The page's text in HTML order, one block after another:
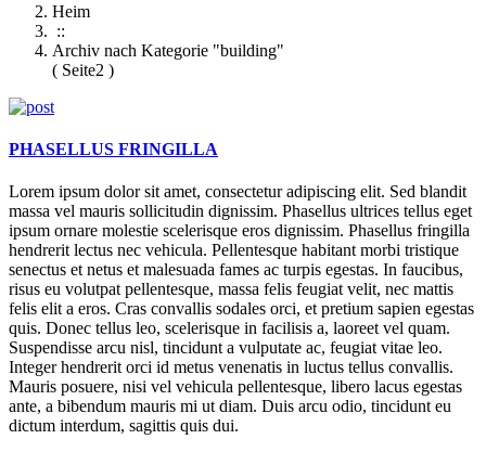
Heim
::
Archiv nach Kategorie "building"
( Seite2 )
PHASELLUS FRINGILLA
Lorem ipsum dolor sit amet, consectetur adipiscing elit. Sed blandit
massa vel mauris sollicitudin dignissim. Phasellus ultrices tellus eget
ipsum ornare molestie scelerisque eros dignissim. Phasellus fringilla
hendrerit lectus nec vehicula. Pellentesque habitant morbi tristique
senectus et netus et malesuada fames ac turpis egestas. In faucibus,
risus eu volutpat pellentesque, massa felis feugiat velit, nec mattis
felis elit a eros. Cras convallis sodales orci, et pretium sapien egestas
quis. Donec tellus leo, scelerisque in facilisis a, laoreet vel quam.
Suspendisse arcu nisl, tincidunt a vulputate ac, feugiat vitae leo.
Integer hendrerit orci id metus venenatis in luctus tellus convallis.
Mauris posuere, nisi vel vehicula pellentesque, libero lacus egestas
ante, a bibendum mauris mi ut diam. Duis arcu odio, tincidunt eu
dictum interdum, sagittis quis dui.